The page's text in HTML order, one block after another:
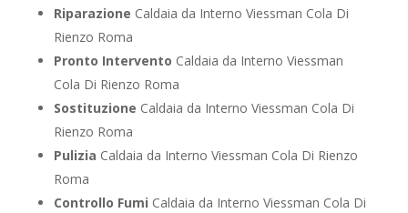
Riparazione Caldaia da Interno Viessman Cola Di
Rienzo Roma
Pronto Intervento Caldaia da Interno Viessman
Cola Di Rienzo Roma
Sostituzione Caldaia da Interno Viessman Cola Di
Rienzo Roma
Pulizia Caldaia da Interno Viessman Cola Di Rienzo
Roma
Controllo Fumi Caldaia da Interno Viessman Cola Di